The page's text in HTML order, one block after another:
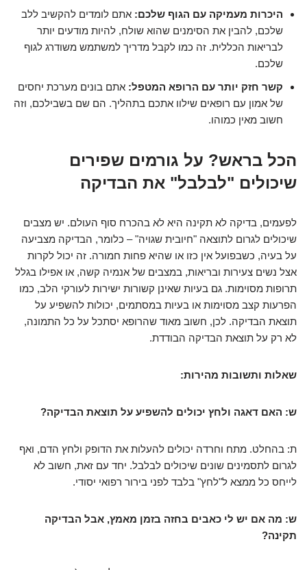
היכרות מעמיקה עם הגוף שלכם: אתם לומדים להקשיב ללב
שלכם, להבין את הסימנים שהוא שולח, להיות מודעים יותר
לבריאות הכללית. זה כמו לקבל מדריך למשתמש משודרג לגוף
שלכם.
קשר חזק יותר עם הרופא המטפל: אתם בונים מערכת יחסים
של אמון עם רופאים שילוו אתכם בתהליך. הם שם בשבילכם, וזה
חשוב מאין כמוהו.
הכל בראש? על גורמים שפירים
שיכולים "לבלבל" את הבדיקה
לפעמים, בדיקה לא תקינה היא לא בהכרח סוף העולם. יש מצבים
שיכולים לגרום לתוצאה "חיובית שגויה" – כלומר, הבדיקה מצביעה
על בעיה, כשבפועל אין כזו או שהיא פחות חמורה. זה יכול לקרות
אצל נשים צעירות ובריאות, במצבים של אנמיה קשה, או אפילו בגלל
תרופות מסוימות. גם בעיות שאינן קשורות ישירות לעורקי הלב, כמו
הפרעות קצב מסוימות או בעיות במסתמים, יכולות להשפיע על
תוצאת הבדיקה. לכן, חשוב מאוד שהרופא יסתכל על כל התמונה,
לא רק על תוצאת הבדיקה הבודדת.
שאלות ותשובות מהירות:
ש: האם דאגה ולחץ יכולים להשפיע על תוצאת הבדיקה?
ת: בהחלט. מתח וחרדה יכולים להעלות את הדופק ולחץ הדם, ואף
לגרום לתסמינים שונים שיכולים לבלבל. יחד עם זאת, חשוב לא
לייחס כל ממצא ל"לחץ" בלבד לפני בירור רפואי יסודי.
ש: מה אם יש לי כאבים בחזה בזמן מאמץ, אבל הבדיקה
תקינה?